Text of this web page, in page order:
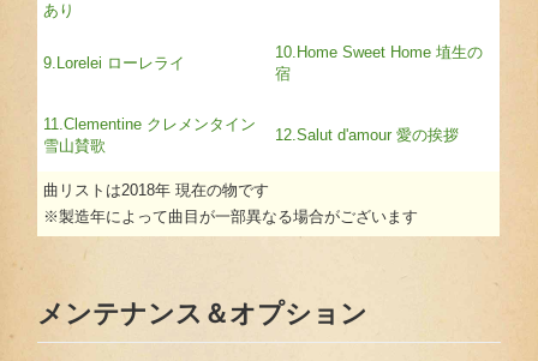
あり
9.Lorelei ローレライ
10.Home Sweet Home 埴生の
宿
11.Clementine クレメンタイン
雪山賛歌
12.Salut d'amour 愛の挨拶
曲リストは2018年 現在の物です
※製造年によって曲目が一部異なる場合がございます
メンテナンス＆オプション